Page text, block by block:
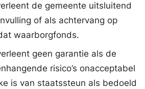
de gemeente uitsluitend
of als achtervang op
waarborgfonds.
geen garantie als de
risico’s onacceptabel
is van staatssteun als bedoeld